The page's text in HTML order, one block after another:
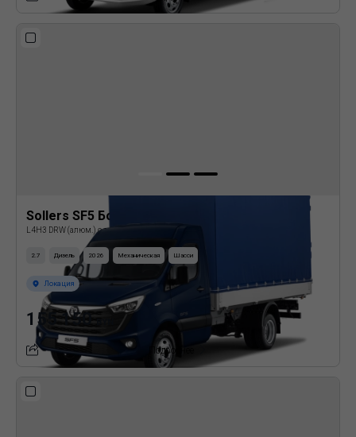
Sollers SF5 Бортовая платформа с тентом
L4H3 DRW (алюм.) с тентом
2.7 Дизель 2026 Механическая Шасси
Локация
155 150
Подробнее